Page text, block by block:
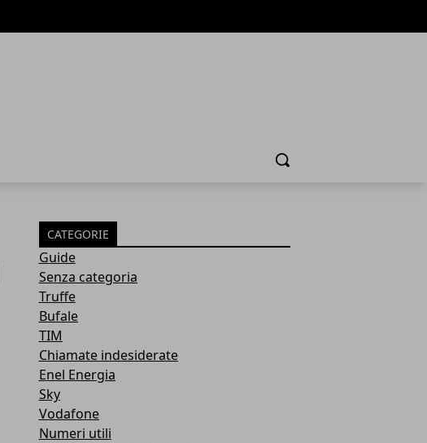
Cerca
CATEGORIE
Guide
Senza categoria
Truffe
Bufale
TIM
Chiamate indesiderate
Enel Energia
Sky
Vodafone
Numeri utili